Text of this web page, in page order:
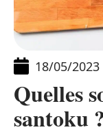
18/05/2023
Quelles
santoku